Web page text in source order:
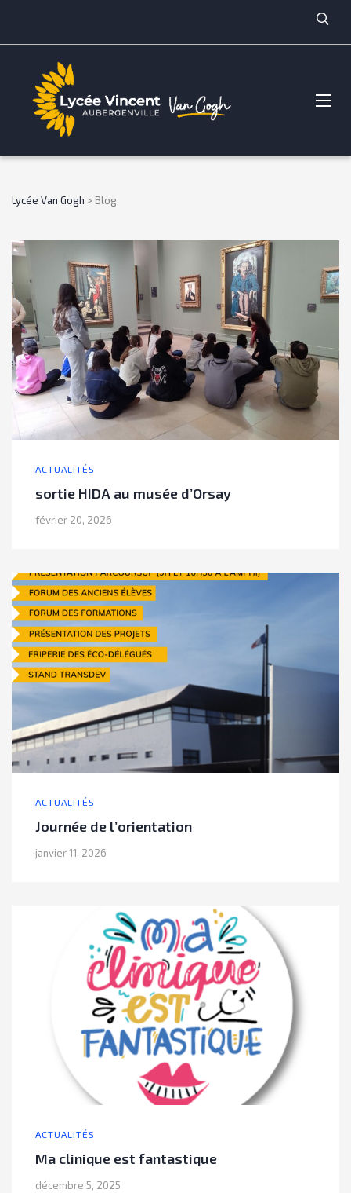
Lycée Van Gogh >Blog
ACTUALITÉS
sortie HIDA au musée d’Orsay
février 20, 2026
ACTUALITÉS
Journée de l’orientation
janvier 11, 2026
ACTUALITÉS
Ma clinique est fantastique
décembre 5, 2025